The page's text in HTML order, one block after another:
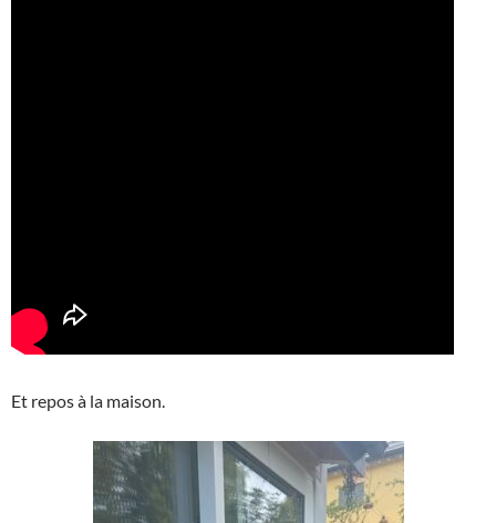
Et repos à la maison.